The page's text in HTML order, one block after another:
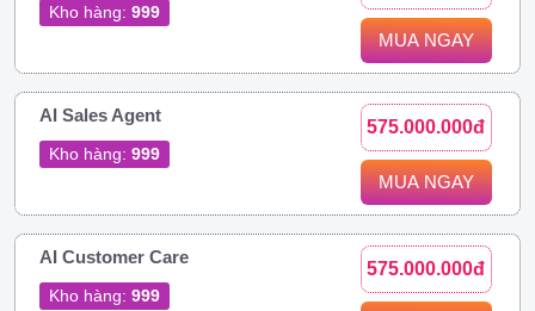
Kho hàng: 999
MUA NGAY
AI Sales Agent
Kho hàng: 999
575.000.000đ
MUA NGAY
AI Customer Care
Kho hàng: 999
575.000.000đ